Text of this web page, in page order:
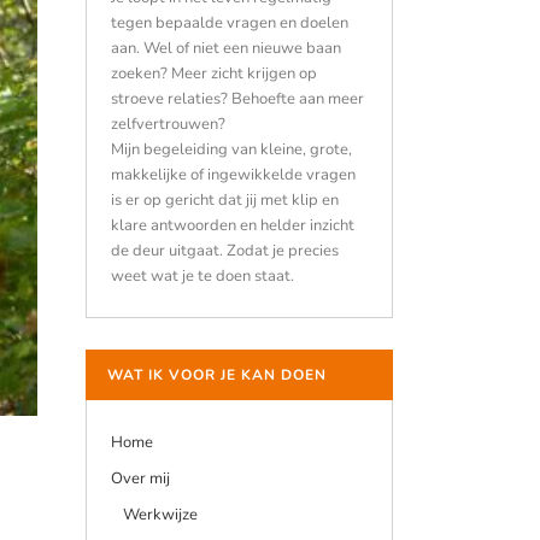
tegen bepaalde vragen en doelen
aan. Wel of niet een nieuwe baan
zoeken? Meer zicht krijgen op
stroeve relaties? Behoefte aan meer
zelfvertrouwen?
Mijn begeleiding van kleine, grote,
makkelijke of ingewikkelde vragen
is er op gericht dat jij met klip en
klare antwoorden en helder inzicht
de deur uitgaat. Zodat je precies
weet wat je te doen staat.
WAT IK VOOR JE KAN DOEN
Home
Over mij
Werkwijze